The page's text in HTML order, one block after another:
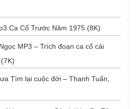
Ca Cổ Trước Năm 1975 (8K)
MP3 – Trích đoạn ca cổ cải
Tìm lại cuộc đời – Thanh Tuấn,